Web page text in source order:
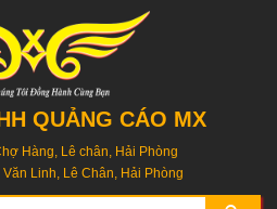
QUẢNG CÁO MX
Hàng, Lê chân, Hải Phòng
Linh, Lê Chân, Hải Phòng